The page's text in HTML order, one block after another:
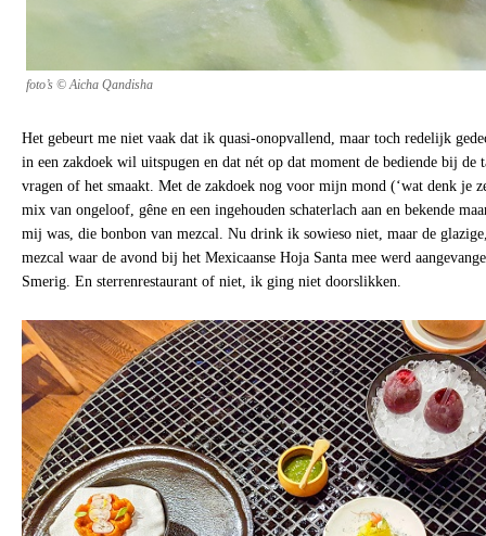
foto’s © Aicha Qandisha
Het gebeurt me niet vaak dat ik quasi-onopvallend, maar toch redelijk
in een zakdoek wil uitspugen en dat nét op dat moment de bediende bij de
vragen of het smaakt. Met de zakdoek nog voor mijn mond (‘wat denk je
mix van ongeloof, gêne en een ingehouden schaterlach aan en bekende
mij was, die bonbon van mezcal. Nu drink ik sowieso niet, maar de
mezcal waar de avond bij het Mexicaanse Hoja Santa mee werd
Smerig. En sterrenrestaurant of niet, ik ging niet doorslikken.